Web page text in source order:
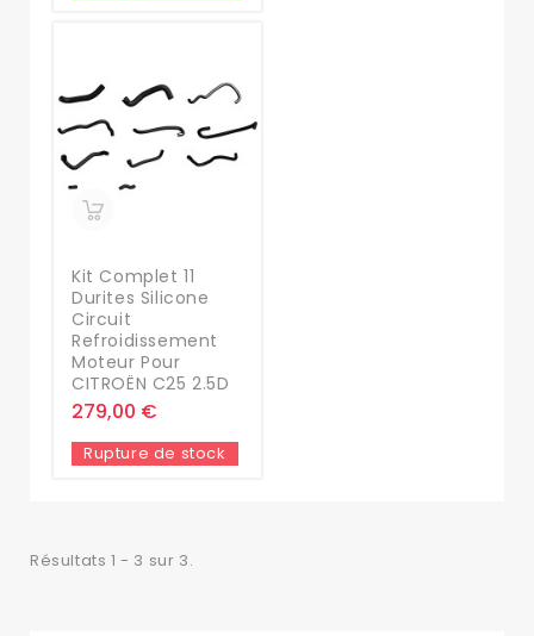
Kit Complet 11
Durites Silicone
Circuit
Refroidissement
Moteur Pour
CITROËN C25 2.5D
279,00 €
Rupture de stock
Résultats 1 - 3 sur 3.